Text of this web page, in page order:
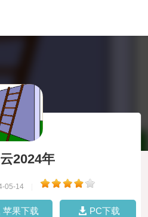
2024年
05-14
苹果下载 PC下载